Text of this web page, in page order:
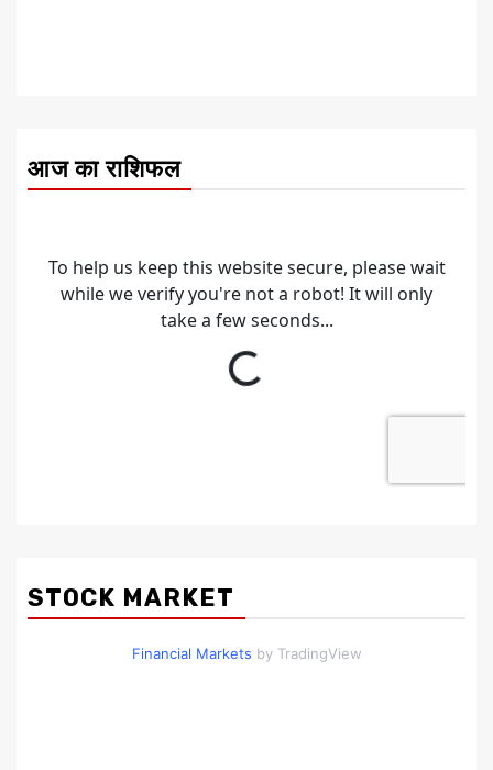
आज का राशिफल
STOCK MARKET
Financial Markets by TradingView